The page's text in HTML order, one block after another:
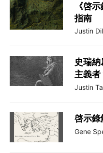
《啓
指南
Justin
史瑞
主義者
Justin
啓示錄
Gene